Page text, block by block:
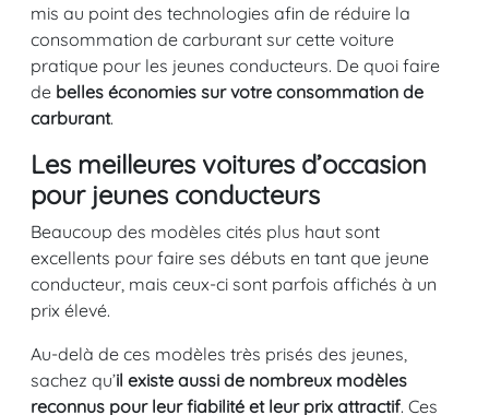
mis au point des technologies afin de réduire la
consommation de carburant sur cette voiture
pratique pour les jeunes conducteurs. De quoi faire
de belles économies sur votre consommation de
carburant.
Les meilleures voitures d’occasion
pour jeunes conducteurs
Beaucoup des modèles cités plus haut sont
excellents pour faire ses débuts en tant que jeune
conducteur, mais ceux-ci sont parfois affichés à un
prix élevé.
Au-delà de ces modèles très prisés des jeunes,
sachez qu’il existe aussi de nombreux modèles
reconnus pour leur fiabilité et leur prix attractif. Ces